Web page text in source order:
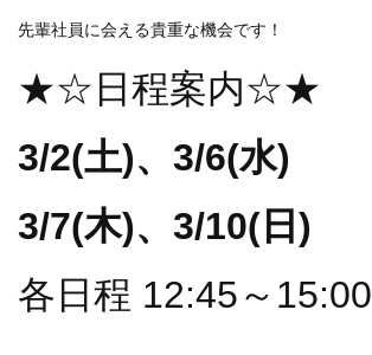
先輩社員に会える貴重な機会です！
★☆日程案内☆★
3/2(土)、3/6(水)
3/7(木)、3/10(日)
各日程 12:45～15:00